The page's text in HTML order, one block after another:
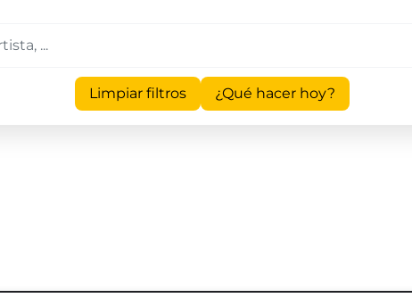
Limpiar filtros ¿Qué hacer hoy?